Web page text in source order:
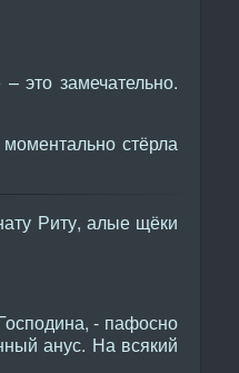
это замечательно.
стёрла
Риту, алые щёки
- пафосно
анус. На всякий